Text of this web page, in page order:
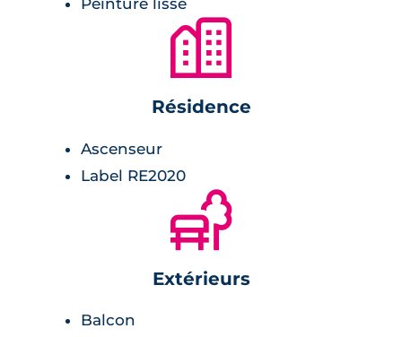
l’aéroport Toulouse‑Blagnac, ce qui en fait un
emplacement stratégique pour les actifs. Le
projet s’inscrit en bordure d’un mail
piétonnier et d’un parc paysager, offrant un
environnement verdoyant et propice à la
🏙
Résidence
Ascenseur
Label RE2020
🌲
Extérieurs
Balcon